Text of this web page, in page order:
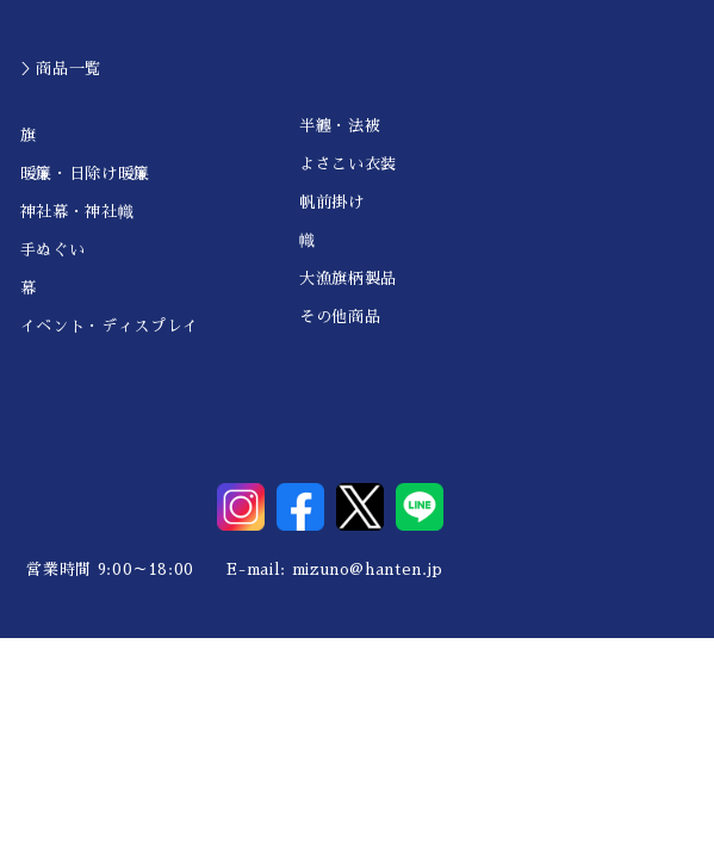
＞商品一覧
旗
暖簾・日除け暖簾
神社幕・神社幟
手ぬぐい
幕
イベント・ディスプレイ
半纏・法被
よさこい衣装
帆前掛け
幟
大漁旗柄製品
その他商品
営業時間 9:00～18:00 E-mail: mizuno@hanten.jp